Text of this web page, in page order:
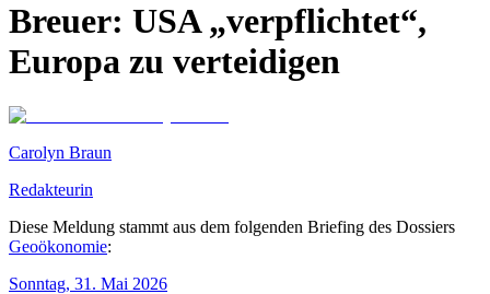
Breuer: USA „verpflichtet“,
Europa zu verteidigen
Carolyn Braun
Redakteurin
Diese Meldung stammt aus dem folgenden Briefing des Dossiers
Geoökonomie:
Sonntag, 31. Mai 2026